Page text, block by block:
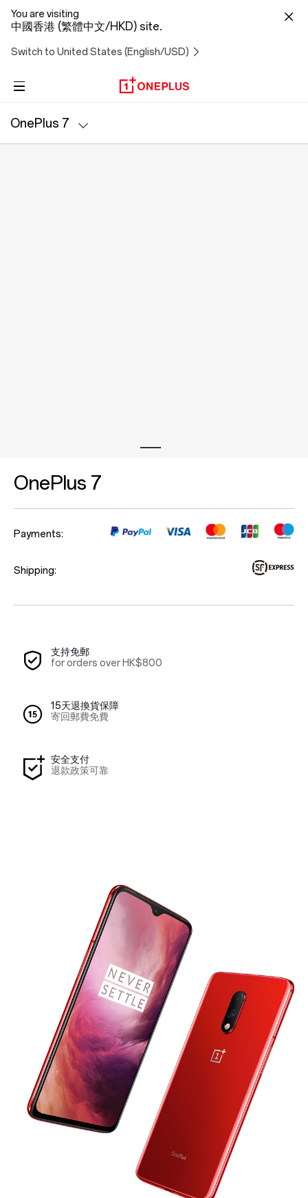
You are visiting
中國香港 (繁體中文/HKD) site.
Switch to United States (English/USD)
OnePlus 系列
OnePlus 7
OnePlus 7
Payments:
Shipping:
支持免郵
for orders over HK$800
15天退換貨保障
寄回郵費免費
安全支付
退款政策可靠